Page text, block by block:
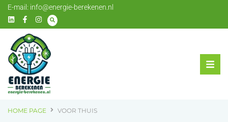
E-mail: info@energie-berekenen.nl
HOME PAGE VOOR THUIS